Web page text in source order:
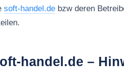
soft-handel.de bzw deren
handel.de –